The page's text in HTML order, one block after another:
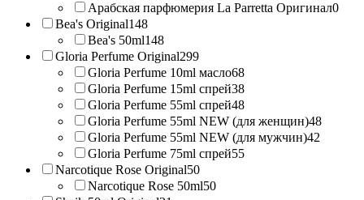
Арабская парфюмерия La Parretta Оригинал0
Bea's Original148
Bea's 50ml148
Gloria Perfume Original299
Gloria Perfume 10ml масло68
Gloria Perfume 15ml спрей38
Gloria Perfume 55ml спрей48
Gloria Perfume 55ml NEW (для женщин)48
Gloria Perfume 55ml NEW (для мужчин)42
Gloria Perfume 75ml спрей55
Narcotique Rose Original50
Narcotique Rose 50ml50